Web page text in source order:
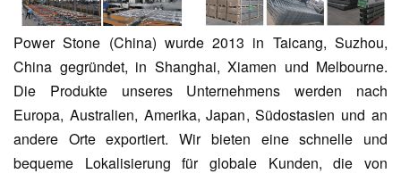
Power Stone (China) wurde 2013 in Taicang, Suzhou,
China gegründet, in Shanghai, Xiamen und Melbourne.
Die Produkte unseres Unternehmens werden nach
Europa, Australien, Amerika, Japan, Südostasien und an
andere Orte exportiert. Wir bieten eine schnelle und
bequeme Lokalisierung für globale Kunden, die von